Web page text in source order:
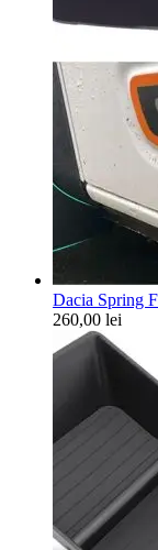
Dacia Spring
260,00 lei